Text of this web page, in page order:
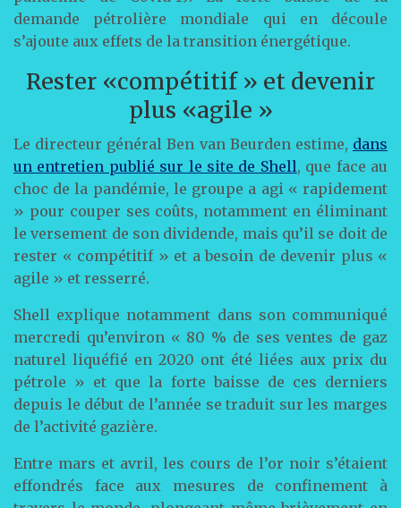
demande pétrolière mondiale qui en découle
s’ajoute aux effets de la transition énergétique.
Rester «compétitif » et devenir
plus «agile »
Le directeur général Ben van Beurden estime, dans
un entretien publié sur le site de Shell, que face au
choc de la pandémie, le groupe a agi « rapidement
» pour couper ses coûts, notamment en éliminant
le versement de son dividende, mais qu’il se doit de
rester « compétitif » et a besoin de devenir plus «
agile » et resserré.
Shell explique notamment dans son communiqué
mercredi qu’environ « 80 % de ses ventes de gaz
naturel liquéfié en 2020 ont été liées aux prix du
pétrole » et que la forte baisse de ces derniers
depuis le début de l’année se traduit sur les marges
de l’activité gazière.
Entre mars et avril, les cours de l’or noir s’étaient
effondrés face aux mesures de confinement à